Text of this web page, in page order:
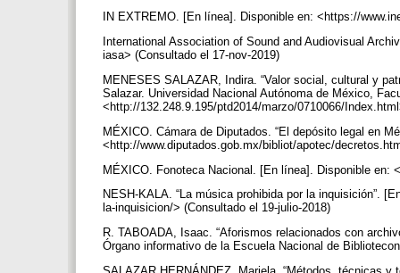
IN EXTREMO. [En línea]. Disponible en: <https://
International Association of Sound and Audiovisual
iasa> (Consultado el 17-nov-2019)
MENESES SALAZAR, Indira. “Valor social, cultural y
Salazar. Universidad Nacional Autónoma de México,
<http://132.248.9.195/ptd2014/marzo/0710066/
MÉXICO. Cámara de Diputados. “El depósito legal en
<http://www.diputados.gob.mx/bibliot/apotec/
MÉXICO. Fonoteca Nacional. [En línea]. Disponible en:
NESH-KALA. “La música prohibida por la inquisición”.
la-inquisicion/> (Consultado el 19-julio-2018)
R. TABOADA, Isaac. “Aforismos relacionados con
Órgano informativo de la Escuela Nacional de